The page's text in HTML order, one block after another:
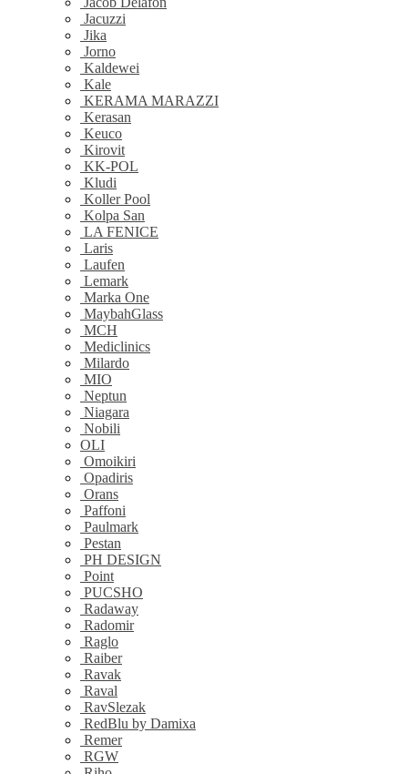
Jacuzzi
Jika
Jorno
Kaldewei
Kale
KERAMA MARAZZI
Kerasan
Keuco
Kirovit
KK-POL
Kludi
Koller Pool
Kolpa San
LA FENICE
Laris
Laufen
Lemark
Marka One
MaybahGlass
MCH
Mediclinics
Milardo
MIO
Neptun
Niagara
Nobili
OLI
Omoikiri
Opadiris
Orans
Paffoni
Paulmark
Pestan
PH DESIGN
Point
PUCSHO
Radaway
Radomir
Raglo
Raiber
Ravak
Raval
RavSlezak
RedBlu by Damixa
Remer
RGW